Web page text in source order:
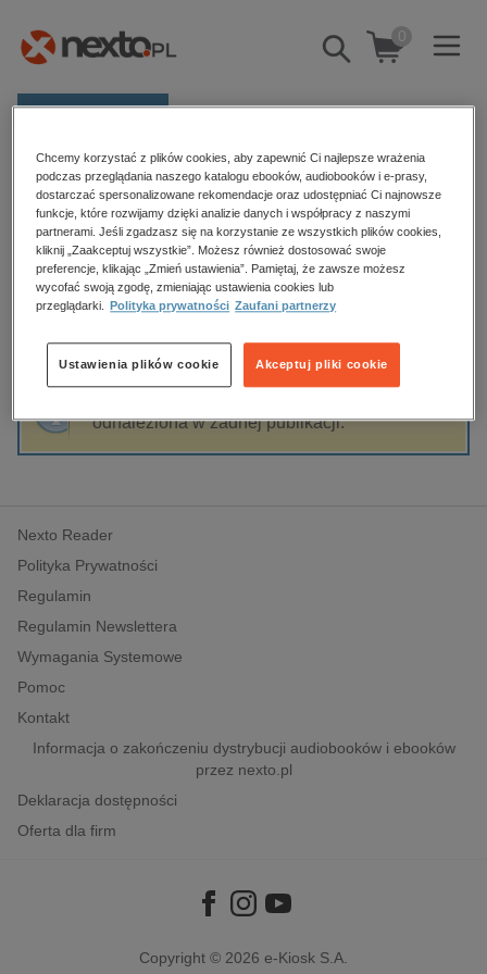
Pokaż/schowaj
wyszukiwarkę
0
Kategorie
Zobacz wszystkie E-prasa
budownictwo, aranżacja wnętrz
biznesowe, branżowe, gospodarka
dzienniki
edukacja
hobby, sport, rozrywka
komputery, internet, technologie, informatyka
polityka, społeczno-informacyjne
psychologiczne
inne
popularno-naukowe
historia
Strona główna Ildefonso Falcones
Ildefonso Falcones
Sortowanie Filtrowanie
odnaleziona w żadnej publikacji.
Nexto Reader
Polityka Prywatności
Regulamin
Regulamin Newslettera
Wymagania Systemowe
Pomoc
Kontakt
Informacja o zakończeniu dystrybucji audiobooków i ebooków
przez nexto.pl
Deklaracja dostępności
Oferta dla firm
Copyright © 2026 e-Kiosk S.A.
Chcemy korzystać z plików cookies, aby zapewnić Ci najlepsze wrażenia
podczas przeglądania naszego katalogu ebooków, audiobooków i e-prasy,
dostarczać spersonalizowane rekomendacje oraz udostępniać Ci najnowsze
funkcje, które rozwijamy dzięki analizie danych i współpracy z naszymi
partnerami. Jeśli zgadzasz się na korzystanie ze wszystkich plików cookies,
kliknij „Zaakceptuj wszystkie”. Możesz również dostosować swoje
preferencje, klikając „Zmień ustawienia”. Pamiętaj, że zawsze możesz
wycofać swoją zgodę, zmieniając ustawienia cookies lub
przeglądarki.
Polityka prywatności Zaufani partnerzy
Akceptuj pliki cookie
Ustawienia plików cookie